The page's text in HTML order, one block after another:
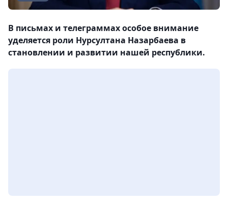
В письмах и телеграммах особое внимание
уделяется роли Нурсултана Назарбаева в
становлении и развитии нашей республики.